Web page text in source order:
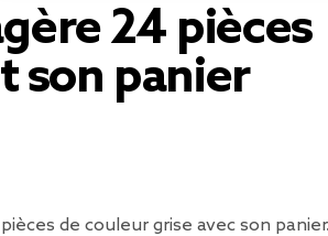
24 pièces
son panier
de couleur grise avec son panier.